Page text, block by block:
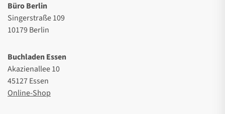
Büro Berlin
Singerstraße 109
10179 Berlin
Buchladen Essen
Akazienallee 10
45127 Essen
Online-Shop